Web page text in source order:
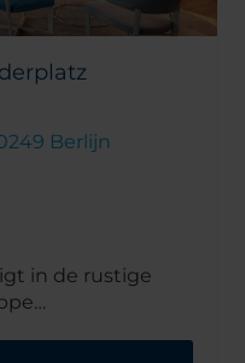
Berlijn
in de rustige